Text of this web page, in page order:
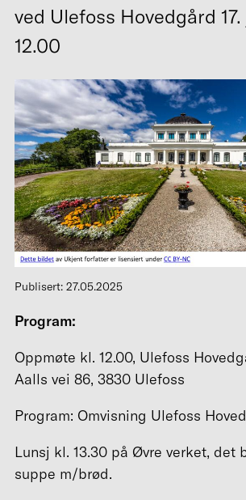
ved Ulefoss Hovedgård
12.00
Publisert: 27.05.2025
Program:
Oppmøte kl. 12.00, Ulefoss
Aalls vei 86, 3830 Ulefoss
Program: Omvisning Ulefoss
Lunsj kl. 13.30 på Øvre verket, det
suppe m/brød.